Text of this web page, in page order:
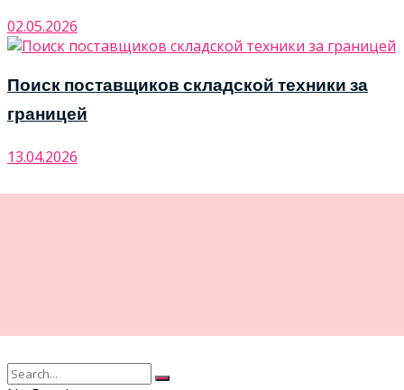
02.05.2026
Поиск поставщиков складской техники за
границей
13.04.2026